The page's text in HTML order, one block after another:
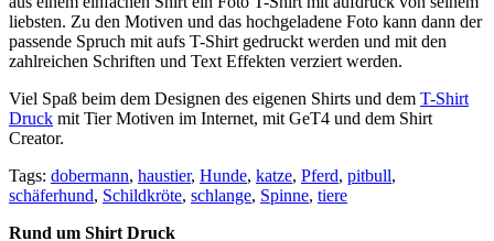
liebsten. Zu den Motiven und das hochgeladene Foto kann dann der
passende Spruch mit aufs T-Shirt gedruckt werden und mit den
zahlreichen Schriften und Text Effekten verziert werden.
Viel Spaß beim dem Designen des eigenen Shirts und dem T-Shirt
Druck mit Tier Motiven im Internet, mit GeT4 und dem Shirt
Creator.
Tags: dobermann, haustier, Hunde, katze, Pferd, pitbull,
schäferhund, Schildkröte, schlange, Spinne, tiere
Rund um Shirt Druck